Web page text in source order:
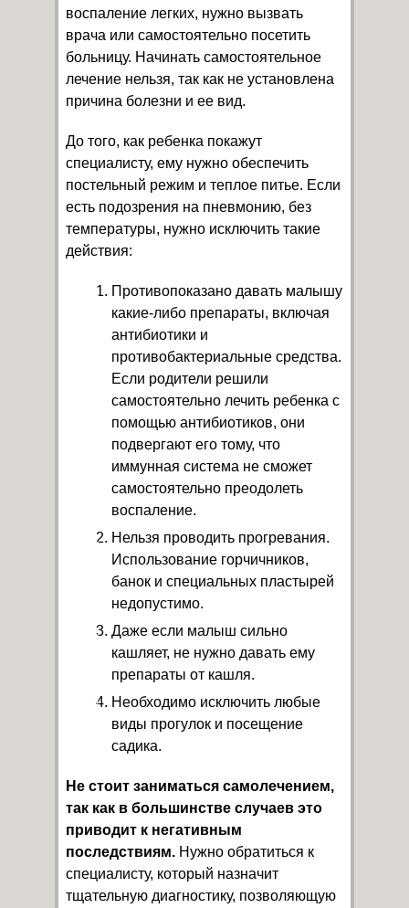
воспаление легких, нужно вызвать
врача или самостоятельно посетить
больницу. Начинать самостоятельное
лечение нельзя, так как не установлена
причина болезни и ее вид.
До того, как ребенка покажут
специалисту, ему нужно обеспечить
постельный режим и теплое питье. Если
есть подозрения на пневмонию, без
температуры, нужно исключить такие
действия:
Противопоказано давать малышу
какие-либо препараты, включая
антибиотики и
противобактериальные средства.
Если родители решили
самостоятельно лечить ребенка с
помощью антибиотиков, они
подвергают его тому, что
иммунная система не сможет
самостоятельно преодолеть
воспаление.
Нельзя проводить прогревания.
Использование горчичников,
банок и специальных пластырей
недопустимо.
Даже если малыш сильно
кашляет, не нужно давать ему
препараты от кашля.
Необходимо исключить любые
виды прогулок и посещение
садика.
Не стоит заниматься самолечением,
так как в большинстве случаев это
приводит к негативным
последствиям. Нужно обратиться к
специалисту, который назначит
тщательную диагностику, позволяющую